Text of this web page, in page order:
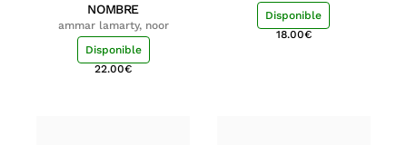
NOMBRE
ammar lamarty, noor
Disponible
22.00€
Disponible
18.00€